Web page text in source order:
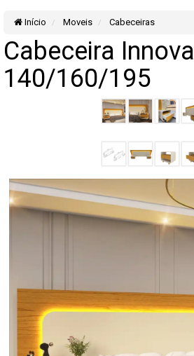
Início Moveis Cabeceiras
Cabeceira Innova
140/160/195